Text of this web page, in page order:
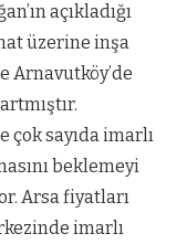
açıkladığı
üzerine inşa
Arnavutköy’de
çok sayıda imarlı
beklemeyi
Arsa fiyatları
imarlı